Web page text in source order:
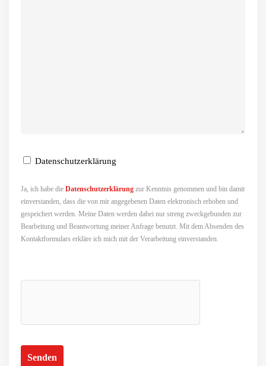
Datenschutzerklärung
Ja, ich habe die Datenschutzerklärung zur Kenntnis genommen und bin damit
einverstanden, dass die von mir angegebenen Daten elektronisch erhoben und
gespeichert werden. Meine Daten werden dabei nur streng zweckgebunden zur
Bearbeitung und Beantwortung meiner Anfrage benutzt. Mit dem Absenden des
Kontaktformulars erkläre ich mich mit der Verarbeitung einverstanden.